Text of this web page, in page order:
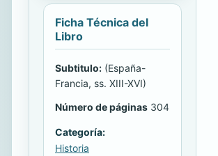
Ficha Técnica del
Libro
Subtitulo: (España-
Francia, ss. XIII-XVI)
Número de páginas 304
Categoría:
Historia